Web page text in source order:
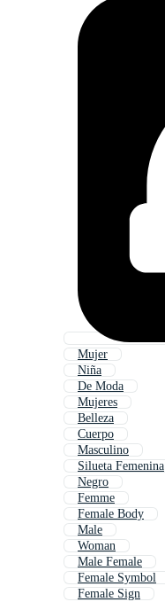
Mujer
Niña
De Moda
Mujeres
Belleza
Cuerpo
Masculino
Silueta Femenina
Negro
Femme
Female Body
Male
Woman
Male Female
Female Symbol
Female Sign